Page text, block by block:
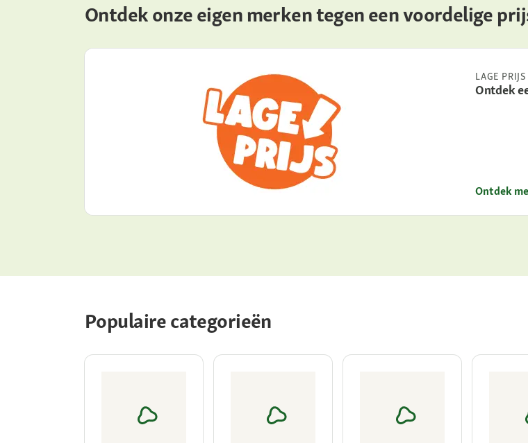
Ontdek onze eigen merken tegen een voordelige
LAGE PRIJS
Ontdek
Ontdek
Populaire categorieën